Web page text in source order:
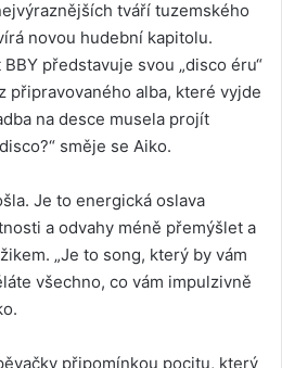
tváří tuzemského
novou hudební kapitolu.
představuje svou „disco éru“
připravovaného alba, které vyjde
na desce musela projít
směje se Aiko.
Je to energická oslava
a odvahy méně přemýšlet a
„Je to song, který by vám
všechno, co vám impulzivně
připomínkou pocitu, který